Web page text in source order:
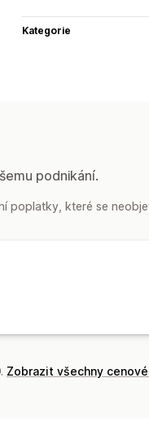
Kategorie
podnikání.
poplatky, které se
Zobrazit všechny